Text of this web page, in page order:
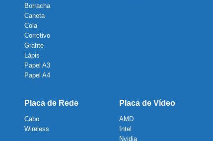
Borracha
Caneta
Cola
Corretivo
Grafite
Lápis
Papel A3
Papel A4
Placa de Rede
Cabo
Wireless
Placa de Vídeo
AMD
Intel
Nvidia